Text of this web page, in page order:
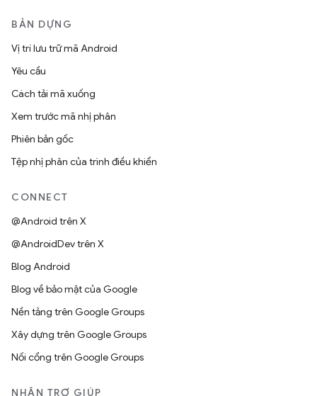
BẢN DỰNG
Vị trí lưu trữ mã Android
Yêu cầu
Cách tải mã xuống
Xem trước mã nhị phân
Phiên bản gốc
Tệp nhị phân của trình điều khiển
CONNECT
@Android trên X
@AndroidDev trên X
Blog Android
Blog về bảo mật của Google
Nền tảng trên Google Groups
Xây dựng trên Google Groups
Nối cổng trên Google Groups
NHẬN TRỢ GIÚP